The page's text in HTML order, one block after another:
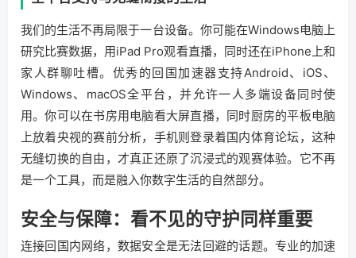
我们的生活不再局限于一台设备。你可能在Windows电脑上
研究比赛数据，用iPad Pro观看直播，同时还在iPhone上和
家人群聊吐槽。优秀的回国加速器支持Android、iOS、
Windows、macOS全平台，并允许一人多端设备同时使
用。你可以在书房用电脑看大屏直播，同时厨房的平板电脑
上放着央视的赛前分析，手机则登录着国内体育论坛，这种
无缝切换的自由，才真正还原了沉浸式的观赛体验。它不再
是一个工具，而是融入你数字生活的自然部分。
安全与保障：看不见的守护同样重要
连接回国内网络，数据安全是无法回避的话题。专业的加速